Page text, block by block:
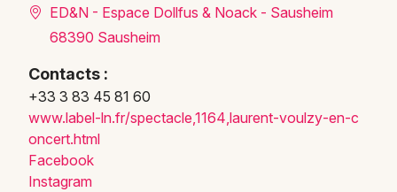
Je m'abonne
ED&N - Espace Dollfus & Noack - Sausheim
68390 Sausheim
Contacts :
+33 3 83 45 81 60
www.label-ln.fr/spectacle,1164,laurent-voulzy-en-c
oncert.html
Facebook
Instagram